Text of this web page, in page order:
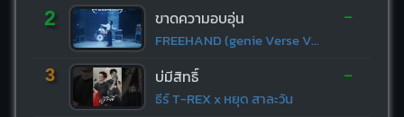
2 ขาดความอบอุ่น
FREEHAND (genie Verse Vol.1)
-
3 บ่มีสิทธิ์
ธีร์ T-REX x หยุด สาละวัน
-